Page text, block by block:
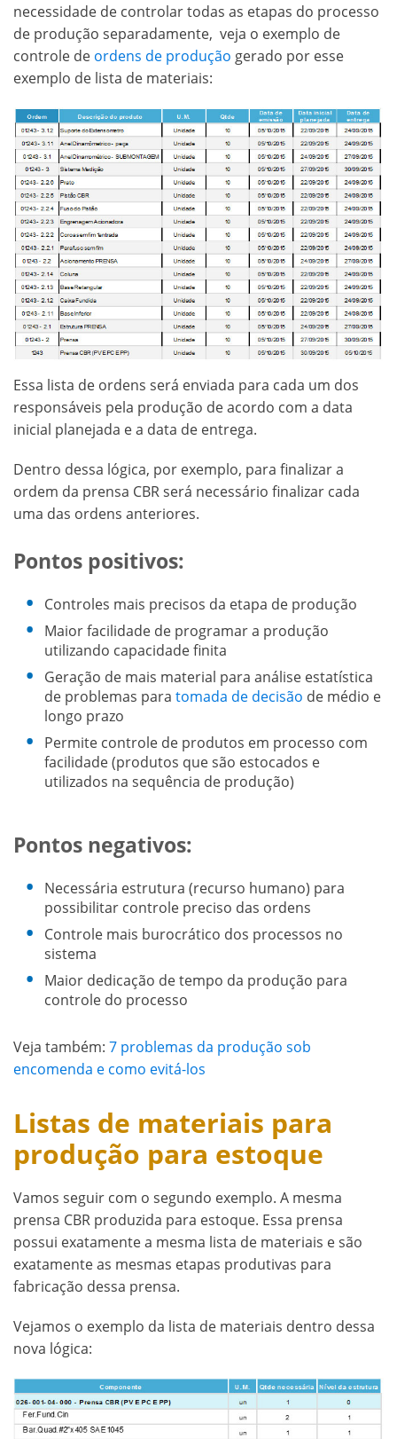
necessidade de controlar todas as etapas do processo
de produção separadamente, veja o exemplo de
controle de ordens de produção gerado por esse
exemplo de lista de materiais:
Essa lista de ordens será enviada para cada um dos
responsáveis pela produção de acordo com a data
inicial planejada e a data de entrega.
Dentro dessa lógica, por exemplo, para finalizar a
ordem da prensa CBR será necessário finalizar cada
uma das ordens anteriores.
Pontos positivos:
Controles mais precisos da etapa de produção
Maior facilidade de programar a produção
utilizando capacidade finita
Geração de mais material para análise estatística
de problemas para tomada de decisão de médio e
longo prazo
Permite controle de produtos em processo com
facilidade (produtos que são estocados e
utilizados na sequência de produção)
Pontos negativos:
Necessária estrutura (recurso humano) para
possibilitar controle preciso das ordens
Controle mais burocrático dos processos no
sistema
Maior dedicação de tempo da produção para
controle do processo
Veja também: 7 problemas da produção sob
encomenda e como evitá-los
Listas de materiais para
produção para estoque
Vamos seguir com o segundo exemplo. A mesma
prensa CBR produzida para estoque. Essa prensa
possui exatamente a mesma lista de materiais e são
exatamente as mesmas etapas produtivas para
fabricação dessa prensa.
Vejamos o exemplo da lista de materiais dentro dessa
nova lógica: